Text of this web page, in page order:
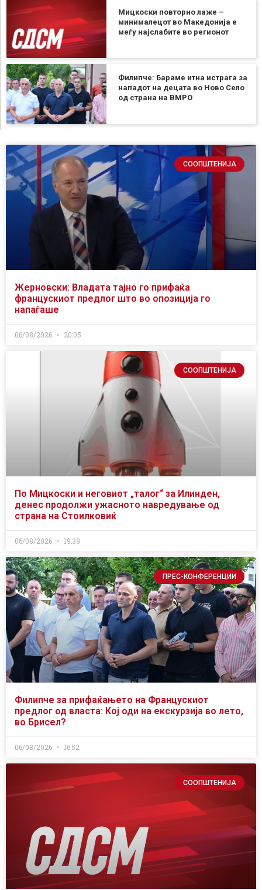
Мицкоски повторно лаже –
минималецот во Македонија е
меѓу најслабите во регионот
Филипче: Бараме итна истрага за
нападот на децата во Ново Село
од страна на ВМРО
СООПШТЕНИЈА
Жерновски: Владата тајно го прифаќа
францускиот предлог што во опозиција го
напаѓаше
06/08/2026 20:05
СООПШТЕНИЈА
По Мицкоски и неговиот „талог“ за Илинден,
денес продолжи ужасното навредување од
страна на Стоилковиќ
06/08/2026 19:39
ПРЕС-КОНФЕРЕНЦИИ
Филипче за прифаќањето на Францускиот
предлог од власта: Кој оди на екскурзија во лето,
во Брисел?
06/08/2026 16:52
СООПШТЕНИЈА